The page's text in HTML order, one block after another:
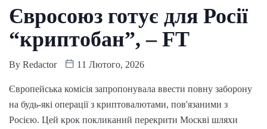
Євросоюз готує для Росії
“криптобан”, – FT
By Redactor 11 Лютого, 2026
Європейська комісія запропонувала ввести повну заборону
на будь-які операції з криптовалютами, пов'язаними з
Росією. Цей крок покликаний перекрити Москві шляхи